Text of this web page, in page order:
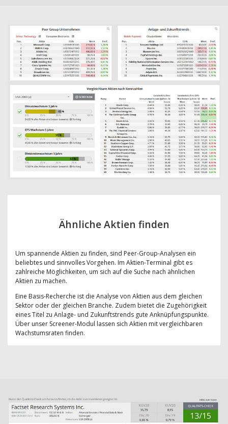
Ähnliche Aktien finden
Um spannende Aktien zu finden, sind Peer-Group-Analysen ein
beliebtes und sinnvolles Vorgehen. Im Aktien-Terminal gibt es
zahlreiche Möglichkeiten, um sich auf die Suche nach ähnlichen
Aktien zu machen.
Eine Basis-Recherche ist die Analyse von Aktien aus dem gleichen
Sektor oder der gleichen Branche. Zudem bietet die Zugehörigkeit
eines Titel zu Anlage- und Zukunftstrends gute Anknüpfungspunkte.
Über unser Screener-Modul lassen sich Aktien mit vergleichbaren
Wachstumsraten finden.